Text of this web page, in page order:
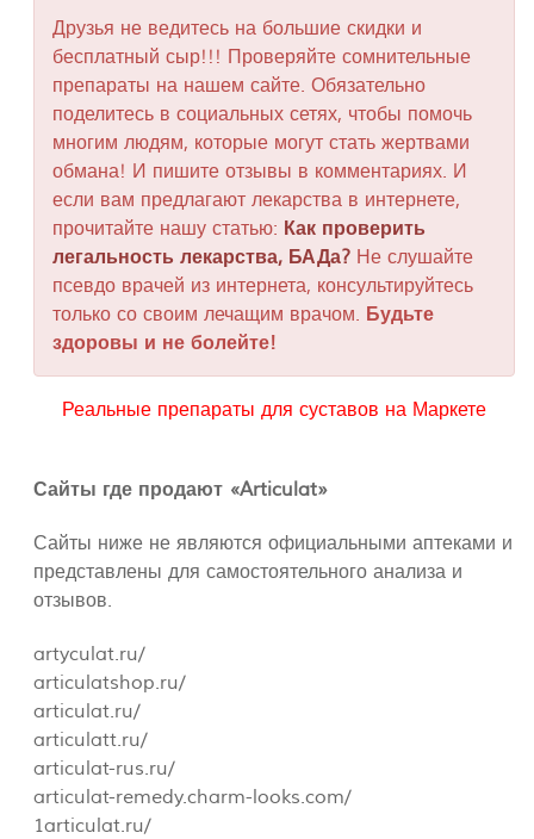
Друзья не ведитесь на большие скидки и
бесплатный сыр!!! Проверяйте сомнительные
препараты на нашем сайте. Обязательно
поделитесь в социальных сетях, чтобы помочь
многим людям, которые могут стать жертвами
обмана! И пишите отзывы в комментариях. И
если вам предлагают лекарства в интернете,
прочитайте нашу статью: Как проверить
легальность лекарства, БАДа? Не слушайте
псевдо врачей из интернета, консультируйтесь
только со своим лечащим врачом. Будьте
здоровы и не болейте!
Реальные препараты для суставов на Маркете
Сайты где продают «Articulat»
Сайты ниже не являются официальными аптеками и
представлены для самостоятельного анализа и
отзывов.
artyculat.ru/
articulatshop.ru/
articulat.ru/
articulatt.ru/
articulat-rus.ru/
articulat-remedy.charm-looks.com/
1articulat.ru/